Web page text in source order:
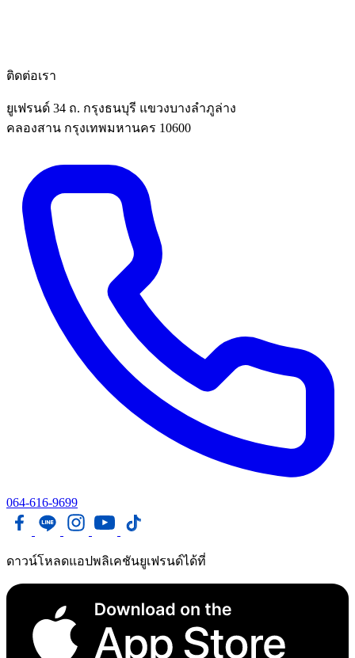
ติดต่อเรา
ยูเฟรนด์ 34 ถ. กรุงธนบุรี แขวงบางลำภูล่าง
คลองสาน กรุงเทพมหานคร 10600
064-616-9699
ดาวน์โหลดแอปพลิเคชันยูเฟรนด์ได้ที่